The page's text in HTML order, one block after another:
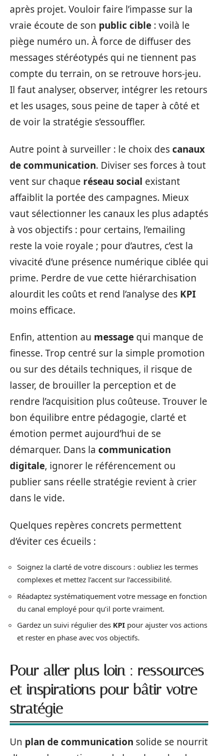
après projet. Vouloir faire l’impasse sur la
vraie écoute de son public cible : voilà le
piège numéro un. À force de diffuser des
messages stéréotypés qui ne tiennent pas
compte du terrain, on se retrouve hors-jeu.
Il faut analyser, observer, intégrer les retours
et les usages, sous peine de taper à côté et
de voir la stratégie s’essouffler.
Autre point à surveiller : le choix descanaux
de communication. Diviser ses forces à tout
vent sur chaque réseau social existant
affaiblit la portée des campagnes. Mieux
vaut sélectionner les canaux les plus adaptés
à vos objectifs : pour certains, l’emailing
reste la voie royale ; pour d’autres, c’est la
vivacité d’une présence numérique ciblée qui
prime. Perdre de vue cette hiérarchisation
alourdit les coûts et rend l’analyse des KPI
moins efficace.
Enfin, attention au message qui manque de
finesse. Trop centré sur la simple promotion
ou sur des détails techniques, il risque de
lasser, de brouiller la perception et de
rendre l’acquisition plus coûteuse. Trouver le
bon équilibre entre pédagogie, clarté et
émotion permet aujourd’hui de se
démarquer. Dans la communication
digitale, ignorer le référencement ou
publier sans réelle stratégie revient à crier
dans le vide.
Quelques repères concrets permettent
d’éviter ces écueils :
Soignez la clarté de votre discours : oubliez les termes
complexes et mettez l’accent sur l’accessibilité.
Réadaptez systématiquement votre message en fonction
du canal employé pour qu’il porte vraiment.
Gardez un suivi régulier des KPI pour ajuster vos actions
et rester en phase avec vos objectifs.
Pour aller plus loin : ressources
et inspirations pour bâtir votre
stratégie
Un plan de communication solide se nourrit